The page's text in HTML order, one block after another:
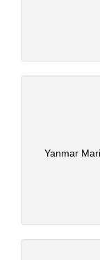
Yanmar